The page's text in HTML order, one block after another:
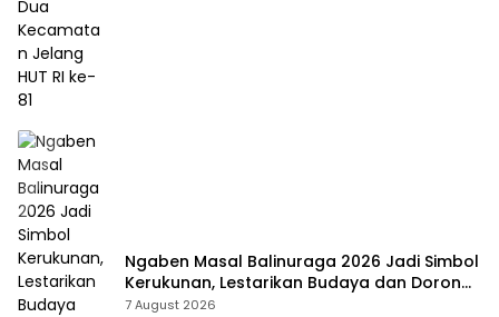
Ngaben Masal Balinuraga 2026 Jadi Simbol
Kerukunan, Lestarikan Budaya dan Dorong
Pariwisata Lampung Selatan
7 August 2026